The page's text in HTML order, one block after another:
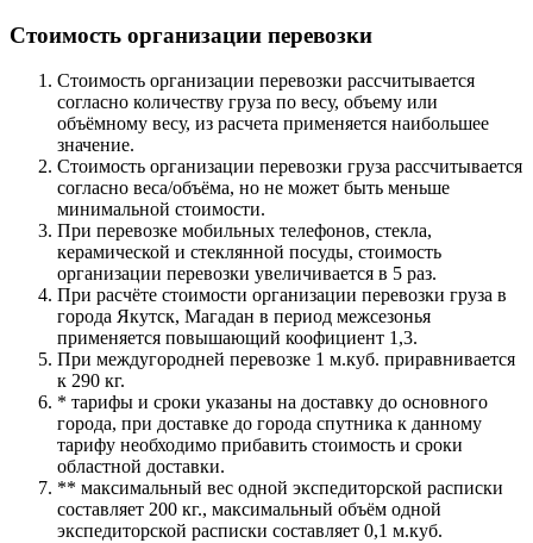
Стоимость организации перевозки
Стоимость организации перевозки рассчитывается
согласно количеству груза по весу, объему или
объёмному весу, из расчета применяется наибольшее
значение.
Стоимость организации перевозки груза рассчитывается
согласно веса/объёма, но не может быть меньше
минимальной стоимости.
При перевозке мобильных телефонов, стекла,
керамической и стеклянной посуды, стоимость
организации перевозки увеличивается в 5 раз.
При расчёте стоимости организации перевозки груза в
города Якутск, Магадан в период межсезонья
применяется повышающий коофициент 1,3.
При междугородней перевозке 1 м.куб. приравнивается
к 290 кг.
* тарифы и сроки указаны на доставку до основного
города, при доставке до города спутника к данному
тарифу необходимо прибавить стоимость и сроки
областной доставки.
** максимальный вес одной экспедиторской расписки
составляет 200 кг., максимальный объём одной
экспедиторской расписки составляет 0,1 м.куб.